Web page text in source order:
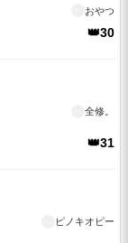
おやつ
👑30
全修。
👑31
ピノキオピー